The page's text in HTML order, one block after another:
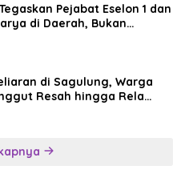
Pejabat Eselon 1 dan
di Daerah, Bukan
di Sagulung, Warga
Resah hingga Rela